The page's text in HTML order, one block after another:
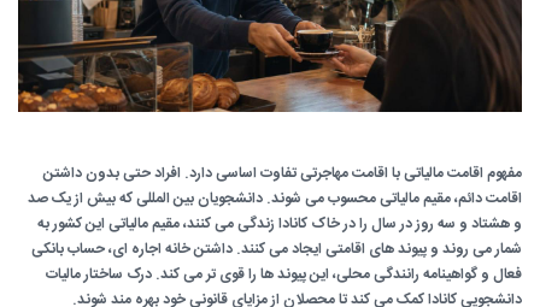
مفهوم اقامت مالیاتی با اقامت مهاجرتی تفاوت اساسی دارد. افراد حتی بدون داشتن
اقامت دائم، مقیم مالیاتی محسوب می شوند. دانشجویان بین المللی که بیش از یک صد
و هشتاد و سه روز در سال را در خاک کانادا زندگی می کنند، مقیم مالیاتی این کشور به
شمار می روند و پیوند های اقامتی ایجاد می کنند. داشتن خانه اجاره ای، حساب بانکی
فعال و گواهینامه رانندگی محلی، این پیوند ها را قوی تر می کند. درک ساختار مالیات
دانشجویی کانادا کمک می کند تا محصلان از مزایای قانونی خود بهره مند شوند.